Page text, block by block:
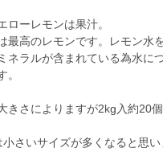
ローレモンは果汁。
最高のレモンです。レモン水
ネラルが含まれている為水に
。
きさによりますが2kg入約20
さいサイズが多くなると思い